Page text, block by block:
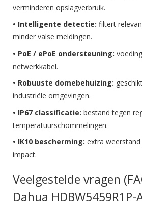
verminderen opslagverbruik.
• Intelligente detectie: filtert
minder valse meldingen.
• PoE / ePoE ondersteuning:
netwerkkabel.
• Robuuste domebehuizing:
industriële omgevingen.
• IP67 classificatie: bestand tegen
temperatuurschommelingen.
• IK10 bescherming: extra
impact.
Veelgestelde vragen
Dahua HDBW5459R1P-